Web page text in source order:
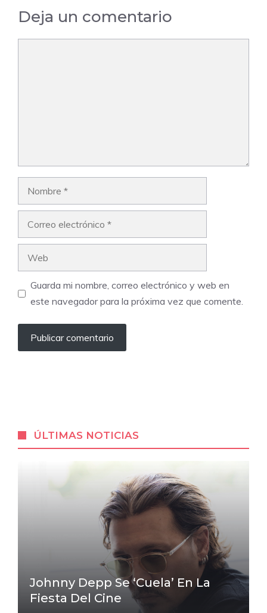
Deja un comentario
Guarda mi nombre, correo electrónico y web en
este navegador para la próxima vez que comente.
ÚLTIMAS NOTICIAS
Johnny Depp Se ‘cuela’ En La
Fiesta Del Cine